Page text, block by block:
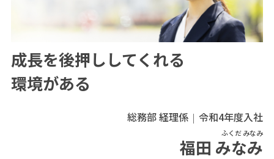
成長を後押ししてくれる
環境がある
総務部 経理係 令和4年度入社
ふくだ みなみ
福田 みなみ